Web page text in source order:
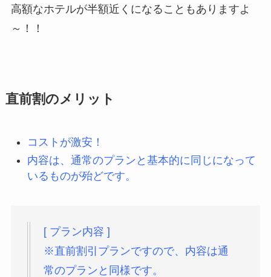
高額なホテルが半額近くになることもありますよ
～！！
直前割のメリット
コストが激安！
内容は、通常のプランと基本的に同じになって
いるものが殆どです。
[ プラン内容 ]
※直前割引プランですので、内容は通
常のプランと同様です。